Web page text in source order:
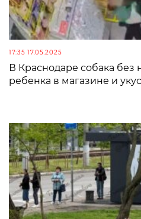
17:35 17.05.2025
В Краснодаре собака без
ребенка в магазине и